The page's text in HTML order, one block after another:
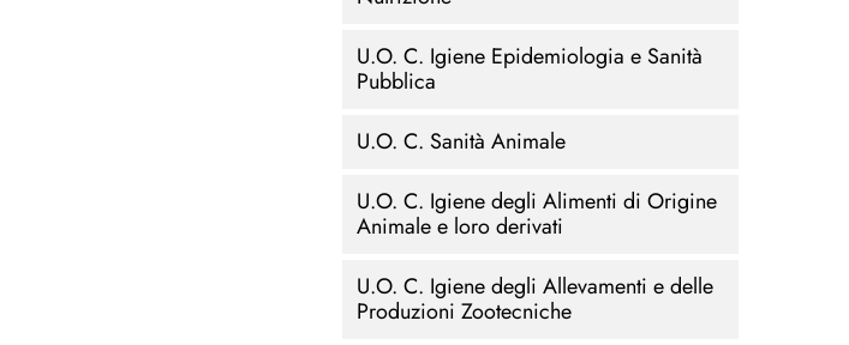
U.O. C. Igiene Epidemiologia e Sanità
Pubblica
U.O. C. Sanità Animale
U.O. C. Igiene degli Alimenti di Origine
Animale e loro derivati
U.O. C. Igiene degli Allevamenti e delle
Produzioni Zootecniche